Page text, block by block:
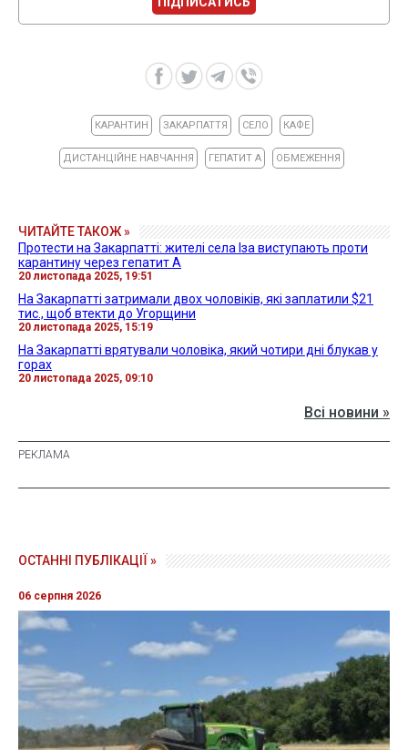
КАРАНТИН ЗАКАРПАТТЯ СЕЛО КАФЕ
ДИСТАНЦІЙНЕ НАВЧАННЯ ГЕПАТИТ А ОБМЕЖЕННЯ
ЧИТАЙТЕ ТАКОЖ »
Протести на Закарпатті: жителі села Іза виступають проти
карантину через гепатит А
20 листопада 2025, 19:51
На Закарпатті затримали двох чоловіків, які заплатили $21
тис., щоб втекти до Угорщини
20 листопада 2025, 15:19
На Закарпатті врятували чоловіка, який чотири дні блукав у
горах
20 листопада 2025, 09:10
Всі новини »
ОСТАННІ ПУБЛІКАЦІЇ »
06 серпня 2026